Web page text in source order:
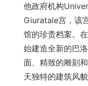
他政府机构
Giuratale宫，该
馆的珍贵档案。
始建造全新的巴
面、精致的雕刻
天独特的建筑风貌